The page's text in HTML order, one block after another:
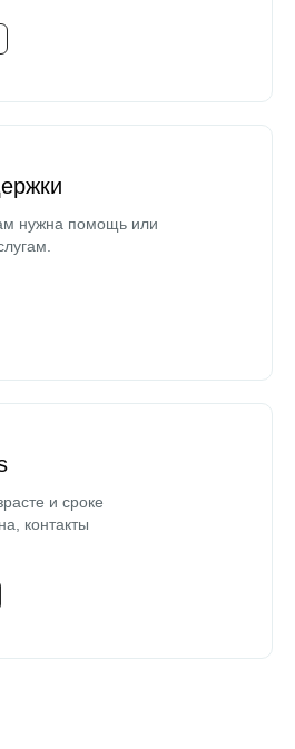
нужна помощь или
и сроке
контакты